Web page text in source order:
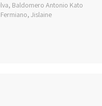
Baldomero Antonio Kato
Jislaine